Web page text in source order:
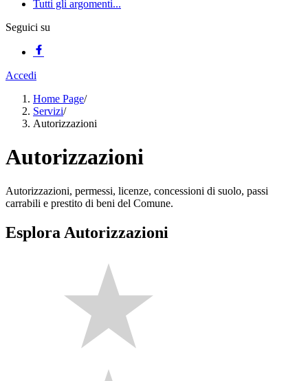
Tutti gli argomenti...
Seguici su
Accedi
Home Page/
Servizi/
Autorizzazioni
Autorizzazioni
Autorizzazioni, permessi, licenze, concessioni di suolo, passi
carrabili e prestito di beni del Comune.
Esplora Autorizzazioni